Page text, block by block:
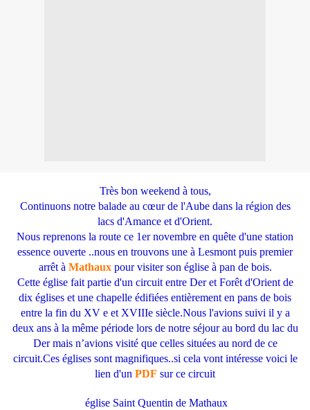
Très bon weekend à tous,
Continuons notre balade au cœur de l'Aube dans la région des
lacs d'Amance et d'Orient.
Nous reprenons la route ce 1er novembre en quête d'une station
essence ouverte ..nous en trouvons une à Lesmont puis premier
arrêt à Mathauxpour visiter son église à pan de bois.
Cette église fait partie d'un circuit entre Der et Forêt d'Orient de
dix églises et une chapelle édifiées entièrement en pans de bois
entre la fin du XV e et XVIIIe siècle.Nous l'avions suivi il y a
deux ans à la même période lors de notre séjour au bord du lac du
Der mais n’avions visité que celles situées au nord de ce
circuit.Ces églises sont magnifiques..si cela vont intéresse voici le
lien d'un PDF sur ce circuit
église Saint Quentin de Mathaux